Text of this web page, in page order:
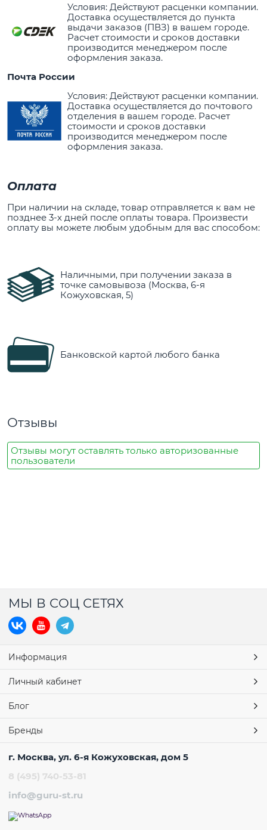
Условия: Действуют расценки компании.
Доставка осуществляется до пункта
выдачи заказов (ПВЗ) в вашем городе.
Расчет стоимости и сроков доставки
производится менеджером после
оформления заказа.
Почта России
Условия: Действуют расценки компании.
Доставка осуществляется до почтового
отделения в вашем городе. Расчет
стоимости и сроков доставки
производится менеджером после
оформления заказа.
Оплата
При наличии на складе, товар отправляется к вам не
позднее 3-х дней после оплаты товара. Произвести
оплату вы можете любым удобным для вас способом:
Наличными, при получении заказа в
точке самовывоза (Москва, 6-я
Кожуховская, 5)
Банковской картой любого банка
Отзывы
Отзывы могут оставлять только авторизованные
пользователи
МЫ В СОЦ СЕТЯХ
Информация
Личный кабинет
Блог
Бренды
г. Москва, ул. 6-я Кожуховская, дом 5
8 (495) 740-53-81
info@guru-st.ru